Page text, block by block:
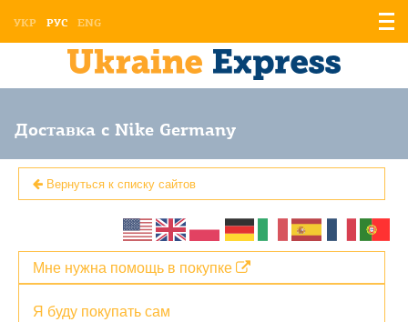
УКР РУС ENG
Доставка с Nike Germany
Вернуться к списку сайтов
Я буду покупать сам
Мне нужна помощь в покупке